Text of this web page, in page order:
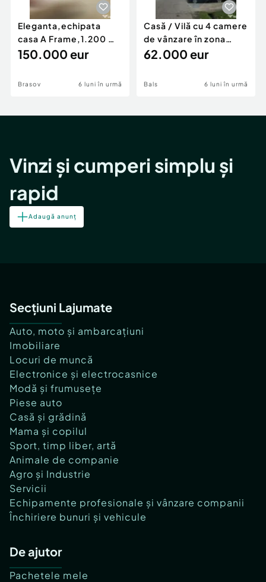
Eleganta,echipata
casa A Frame,1.200 mp
teren,deschidere Pia
150.000 eur
Brasov 6 luni în urmă
Casă / Vilă cu 4 camere
de vânzare în zona
Periferie
62.000 eur
Bals 6 luni în urmă
Vinzi și cumperi simplu și
rapid
Adaugă anunț
Secțiuni Lajumate
Auto, moto și ambarcațiuni
Imobiliare
Locuri de muncă
Electronice și electrocasnice
Modă și frumusețe
Piese auto
Casă și grădină
Mama și copilul
Sport, timp liber, artă
Animale de companie
Agro și Industrie
Servicii
Echipamente profesionale și vânzare companii
Închiriere bunuri și vehicule
De ajutor
Pachetele mele